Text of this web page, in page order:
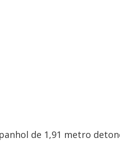
de 1,91 metro